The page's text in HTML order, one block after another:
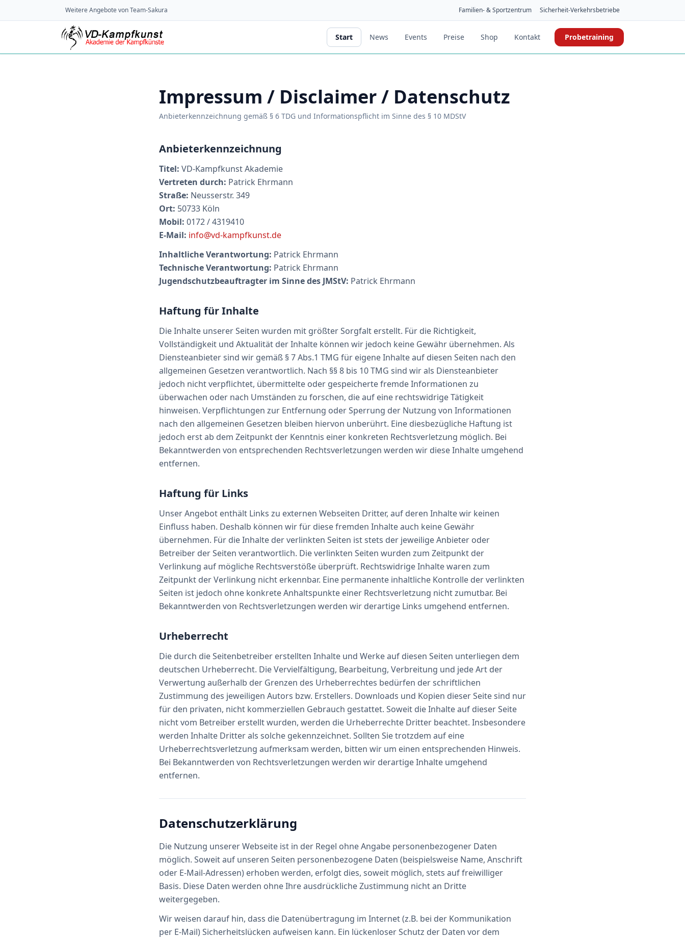
Weitere Angebote von Team-Sakura Familien- & Sportzentrum Sicherheit-Verkehrsbetriebe
Start News Events Preise Shop Kontakt Probetraining
Impressum / Disclaimer / Datenschutz
Anbieterkennzeichnung gemäß § 6 TDG und Informationspflicht im Sinne des § 10 MDStV
Anbieterkennzeichnung
Titel: VD-Kampfkunst Akademie
Vertreten durch: Patrick Ehrmann
Straße: Neusserstr. 349
Ort: 50733 Köln
Mobil: 0172 / 4319410
E-Mail: info@vd-kampfkunst.de
Inhaltliche Verantwortung: Patrick Ehrmann
Technische Verantwortung: Patrick Ehrmann
Jugendschutzbeauftragter im Sinne des JMStV: Patrick Ehrmann
Haftung für Inhalte
Die Inhalte unserer Seiten wurden mit größter Sorgfalt erstellt. Für die Richtigkeit,
Vollständigkeit und Aktualität der Inhalte können wir jedoch keine Gewähr übernehmen. Als
Diensteanbieter sind wir gemäß § 7 Abs.1 TMG für eigene Inhalte auf diesen Seiten nach den
allgemeinen Gesetzen verantwortlich. Nach §§ 8 bis 10 TMG sind wir als Diensteanbieter
jedoch nicht verpflichtet, übermittelte oder gespeicherte fremde Informationen zu
überwachen oder nach Umständen zu forschen, die auf eine rechtswidrige Tätigkeit
hinweisen. Verpflichtungen zur Entfernung oder Sperrung der Nutzung von Informationen
nach den allgemeinen Gesetzen bleiben hiervon unberührt. Eine diesbezügliche Haftung ist
jedoch erst ab dem Zeitpunkt der Kenntnis einer konkreten Rechtsverletzung möglich. Bei
Bekanntwerden von entsprechenden Rechtsverletzungen werden wir diese Inhalte umgehend
entfernen.
Haftung für Links
Unser Angebot enthält Links zu externen Webseiten Dritter, auf deren Inhalte wir keinen
Einfluss haben. Deshalb können wir für diese fremden Inhalte auch keine Gewähr
übernehmen. Für die Inhalte der verlinkten Seiten ist stets der jeweilige Anbieter oder
Betreiber der Seiten verantwortlich. Die verlinkten Seiten wurden zum Zeitpunkt der
Verlinkung auf mögliche Rechtsverstöße überprüft. Rechtswidrige Inhalte waren zum
Zeitpunkt der Verlinkung nicht erkennbar. Eine permanente inhaltliche Kontrolle der verlinkten
Seiten ist jedoch ohne konkrete Anhaltspunkte einer Rechtsverletzung nicht zumutbar. Bei
Bekanntwerden von Rechtsverletzungen werden wir derartige Links umgehend entfernen.
Urheberrecht
Die durch die Seitenbetreiber erstellten Inhalte und Werke auf diesen Seiten unterliegen dem
deutschen Urheberrecht. Die Vervielfältigung, Bearbeitung, Verbreitung und jede Art der
Verwertung außerhalb der Grenzen des Urheberrechtes bedürfen der schriftlichen
Zustimmung des jeweiligen Autors bzw. Erstellers. Downloads und Kopien dieser Seite sind nur
für den privaten, nicht kommerziellen Gebrauch gestattet. Soweit die Inhalte auf dieser Seite
nicht vom Betreiber erstellt wurden, werden die Urheberrechte Dritter beachtet. Insbesondere
werden Inhalte Dritter als solche gekennzeichnet. Sollten Sie trotzdem auf eine
Urheberrechtsverletzung aufmerksam werden, bitten wir um einen entsprechenden Hinweis.
Bei Bekanntwerden von Rechtsverletzungen werden wir derartige Inhalte umgehend
entfernen.
Datenschutzerklärung
Die Nutzung unserer Webseite ist in der Regel ohne Angabe personenbezogener Daten
möglich. Soweit auf unseren Seiten personenbezogene Daten (beispielsweise Name, Anschrift
oder E-Mail-Adressen) erhoben werden, erfolgt dies, soweit möglich, stets auf freiwilliger
Basis. Diese Daten werden ohne Ihre ausdrückliche Zustimmung nicht an Dritte
weitergegeben.
Wir weisen darauf hin, dass die Datenübertragung im Internet (z.B. bei der Kommunikation
per E-Mail) Sicherheitslücken aufweisen kann. Ein lückenloser Schutz der Daten vor dem